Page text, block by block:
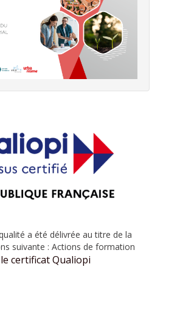
a été délivrée au titre de la
suivante : Actions de formation
certificat Qualiopi